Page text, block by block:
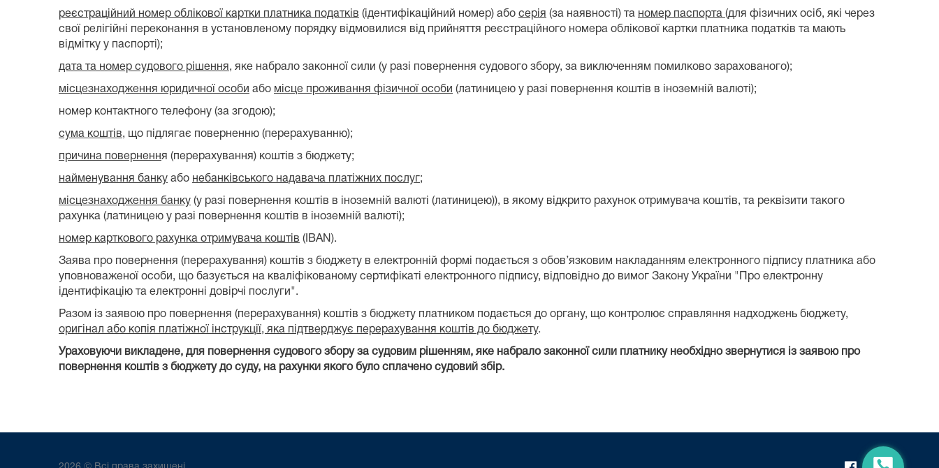
реєстраційний номер облікової картки платника податків (ідентифікаційний номер) або серія (за наявності) та номер паспорта (для фізичних осіб, які через
свої релігійні переконання в установленому порядку відмовилися від прийняття реєстраційного номера облікової картки платника податків та мають
відмітку у паспорті);
дата та номер судового рішення, яке набрало законної сили (у разі повернення судового збору, за виключенням помилково зарахованого);
місцезнаходження юридичної особи або місце проживання фізичної особи (латиницею у разі повернення коштів в іноземній валюті);
номер контактного телефону (за згодою);
сума коштів, що підлягає поверненню (перерахуванню);
причина повернення (перерахування) коштів з бюджету;
найменування банку або небанківського надавача платіжних послуг;
місцезнаходження банку (у разі повернення коштів в іноземній валюті (латиницею)), в якому відкрито рахунок отримувача коштів, та реквізити такого
рахунка (латиницею у разі повернення коштів в іноземній валюті);
номер карткового рахунка отримувача коштів (IBAN).
Заява про повернення (перерахування) коштів з бюджету в електронній формі подається з обов’язковим накладанням електронного підпису платника або
уповноваженої особи, що базується на кваліфікованому сертифікаті електронного підпису, відповідно до вимог Закону України "Про електронну
ідентифікацію та електронні довірчі послуги".
Разом із заявою про повернення (перерахування) коштів з бюджету платником подається до органу, що контролює справляння надходжень бюджету,
оригінал або копія платіжної інструкції, яка підтверджує перерахування коштів до бюджету.
Ураховуючи викладене, для повернення судового збору за судовим рішенням, яке набрало законної сили платнику необхідно звернутися із заявою про
повернення коштів з бюджету до суду, на рахунки якого було сплачено судовий збір.